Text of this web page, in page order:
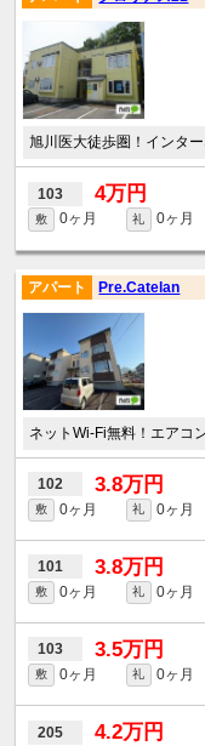
旭川医大徒歩圏！インタ
103 4万円
敷 0ヶ月 礼 0ヶ月
アパート Pre.Catelan
ネットWi-Fi無料！エアコ
102 3.8万円
敷 0ヶ月 礼 0ヶ月
101 3.8万円
敷 0ヶ月 礼 0ヶ月
103 3.5万円
敷 0ヶ月 礼 0ヶ月
205 4.2万円